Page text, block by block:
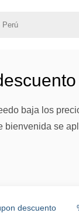
baja los
bienvenida se
descuento